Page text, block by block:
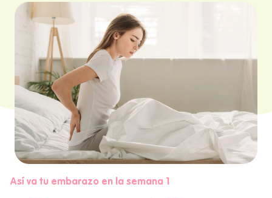
Así va tu embarazo en la semana 1